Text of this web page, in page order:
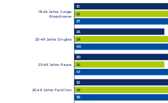
18-24 Jahre Junge
Erwachsene
31
32
37
25-49 Jahre Singles
26
28
40
25-49 Jahre Paare
30
26
41
25-49 Jahre Familien
32
28
36